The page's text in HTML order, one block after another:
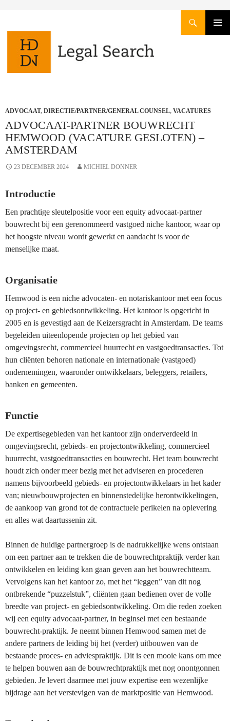
GA
NAAR
INHOUD
ADVOCAAT, DIRECTIE/PARTNER/GENERAL COUNSEL, VACATURES
ADVOCAAT-PARTNER BOUWRECHT
HEMWOOD (VACATURE GESLOTEN) –
AMSTERDAM
23 DECEMBER 2024 MICHIEL DONNER
Introductie
Een prachtige sleutelpositie voor een equity advocaat-partner
bouwrecht bij een gerenommeerd vastgoed niche kantoor, waar op
het hoogste niveau wordt gewerkt en aandacht is voor de
menselijke maat.
Organisatie
Hemwood is een niche advocaten- en notariskantoor met een focus
op project- en gebiedsontwikkeling. Het kantoor is opgericht in
2005 en is gevestigd aan de Keizersgracht in Amsterdam. De teams
begeleiden uiteenlopende projecten op het gebied van
omgevingsrecht, commercieel huurrecht en vastgoedtransacties. Tot
hun cliënten behoren nationale en internationale (vastgoed)
ondernemingen, waaronder ontwikkelaars, beleggers, retailers,
banken en gemeenten.
Functie
De expertisegebieden van het kantoor zijn onderverdeeld in
omgevingsrecht, gebieds- en projectontwikkeling, commercieel
huurrecht, vastgoedtransacties en bouwrecht. Het team bouwrecht
houdt zich onder meer bezig met het adviseren en procederen
namens bijvoorbeeld gebieds- en projectontwikkelaars in het kader
van; nieuwbouwprojecten en binnenstedelijke herontwikkelingen,
de aankoop van grond tot de contractuele perikelen na oplevering
en alles wat daartussenin zit.
Binnen de huidige partnergroep is de nadrukkelijke wens ontstaan
om een partner aan te trekken die de bouwrechtpraktijk verder kan
ontwikkelen en leiding kan gaan geven aan het bouwrechtteam.
Vervolgens kan het kantoor zo, met het “leggen” van dit nog
ontbrekende “puzzelstuk”, cliënten gaan bedienen over de volle
breedte van project- en gebiedsontwikkeling. Om die reden zoeken
wij een equity advocaat-partner, in beginsel met een bestaande
bouwrecht-praktijk. Je neemt binnen Hemwood samen met de
andere partners de leiding bij het (verder) uitbouwen van de
bestaande proces- en adviespraktijk. Dit is een mooie kans om mee
te helpen bouwen aan de bouwrechtpraktijk met nog onontgonnen
gebieden. Je levert daarmee met jouw expertise een wezenlijke
bijdrage aan het verstevigen van de marktpositie van Hemwood.